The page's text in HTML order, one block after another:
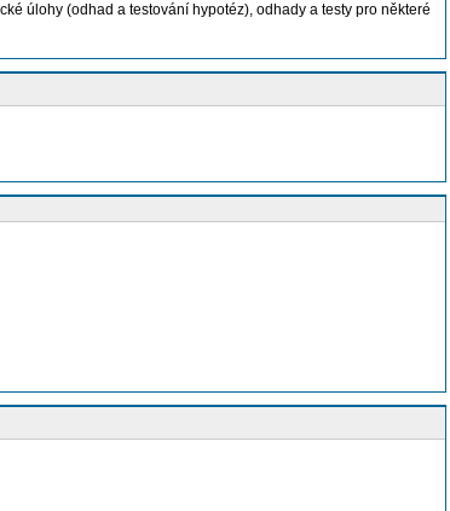
úlohy (odhad a testování hypotéz), odhady a testy pro některé